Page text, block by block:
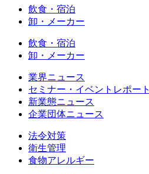
飲食・宿泊
卸・メーカー
飲食・宿泊
卸・メーカー
業界ニュース
セミナー・イベントレポート
新業態ニュース
企業団体ニュース
法令対策
衛生管理
食物アレルギー